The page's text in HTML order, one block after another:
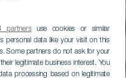
partnersuse cookies or similar
personal data like your visit on this
Some partners do not ask for your
legitimate business interest. You
processing based on legitimate